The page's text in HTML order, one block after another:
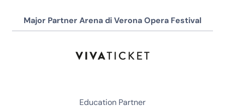
Major Partner Arena di Verona Opera Festival
Education Partner